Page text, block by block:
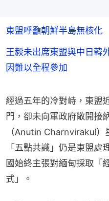
東盟呼籲朝鮮半島無核化
王毅未出席東盟與中日
因難以全程參加
經過五年的冷對峙，東盟
門，卻未向軍政府敞開接
（Anutin Charnvirakul）
「五點共識」仍是東盟
國始終主張對緬甸採取「
式」。